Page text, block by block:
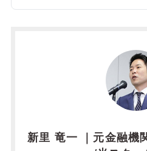
新里 竜一 ｜元金融機